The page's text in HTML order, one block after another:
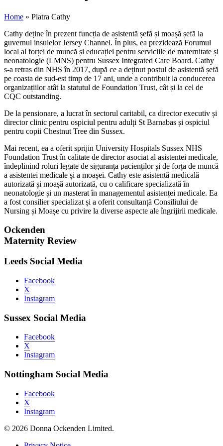
Home » Piatra Cathy
Cathy deține în prezent funcția de asistentă șefă și moașă șefă la
guvernul insulelor Jersey Channel. În plus, ea prezidează Forumul
local al forței de muncă și educației pentru serviciile de maternitate și
neonatologie (LMNS) pentru Sussex Integrated Care Board. Cathy
s-a retras din NHS în 2017, după ce a deținut postul de asistentă șefă
pe coasta de sud-est timp de 17 ani, unde a contribuit la conducerea
organizațiilor atât la statutul de Foundation Trust, cât și la cel de
CQC outstanding.
De la pensionare, a lucrat în sectorul caritabil, ca director executiv și
director clinic pentru ospiciul pentru adulți St Barnabas și ospiciul
pentru copii Chestnut Tree din Sussex.
Mai recent, ea a oferit sprijin University Hospitals Sussex NHS
Foundation Trust în calitate de director asociat al asistentei medicale,
îndeplinind roluri legate de siguranța pacienților și de forța de muncă
a asistentei medicale și a moașei. Cathy este asistentă medicală
autorizată și moașă autorizată, cu o calificare specializată în
neonatologie și un masterat în managementul asistenței medicale. Ea
a fost consilier specializat și a oferit consultanță Consiliului de
Nursing și Moașe cu privire la diverse aspecte ale îngrijirii medicale.
Ockenden
Maternity Review
Leeds Social Media
Facebook
X
Instagram
Sussex Social Media
Facebook
X
Instagram
Nottingham Social Media
Facebook
X
Instagram
© 2026 Donna Ockenden Limited.